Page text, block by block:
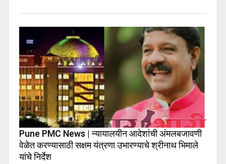
Pune PMC News | न्यायालयीन आदेशांची अंमलबजावणी
वेळेत करण्यासाठी सक्षम यंत्रणा उभारण्याचे श्रीनाथ भिमाले
यांचे निर्देश